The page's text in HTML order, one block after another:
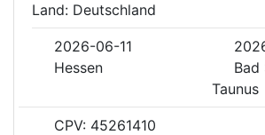
Land: Deutschland
2026-06-11
Hessen
Bad
Taunus
CPV: 45261410